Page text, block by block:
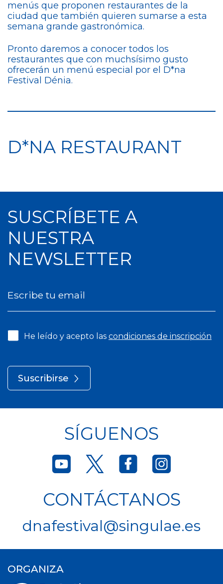
menús que proponen restaurantes de la
ciudad que también quieren sumarse a esta
semana grande gastronómica.
Pronto daremos a conocer todos los
restaurantes que con muchsísimo gusto
ofrecerán un menú especial por el D*na
Festival Dénia.
D*NA RESTAURANT
SUSCRÍBETE A
NUESTRA
NEWSLETTER
Escribe tu email
He leído y acepto las condiciones de inscripción
Suscribirse
SÍGUENOS
CONTÁCTANOS
dnafestival@singulae.es
ORGANIZA